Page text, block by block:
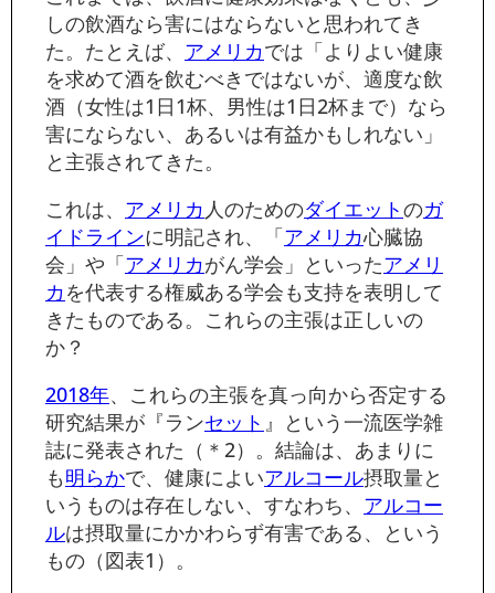
しの飲酒なら害にはならないと思われてき
た。たとえば、 アメリカでは「よりよい健康
を求めて酒を飲むべきではないが、適度な飲
酒（女性は1日1杯、男性は1日2杯まで）なら
害にならない、あるいは有益かもしれない」
と主張されてきた。
これは、 アメリカ 人のためのダイエットのガ
イドラインに明記され、「アメリカ心臓協
会」や「アメリカがん学会」といったアメリ
カを代表する権威ある学会も支持を表明して
きたものである。これらの主張は正しいの
か？
2018年、これらの主張を真っ向から否定する
研究結果が『ランセット 』という一流医学雑
誌に発表された （＊2） 。結論は、あまりに
も明らかで、健康によいアルコール摂取量と
いうものは存在しない、すなわち、 アルコー
ルは摂取量にかかわらず有害である、という
もの（図表1）。